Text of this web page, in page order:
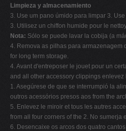
Limpieza y almacenamiento
3. Use um pano úmido para limpar 3.
3. Utilisez un chiffon humide pour le
Nota: Sólo se puede lavar la cobija (a
4. Remova as pilhas para armazenagem
for long term storage.
4. Avant d'entreposer le jouet pour un
and all other accessory clippings enlevez
1. Asegúrese de que se interrumpió la
outros acessórios presos aos from the
5. Enlevez le miroir et tous les autres
from all four corners of the 2. No sumerja
6. Desencaixe os arcos dos quatro